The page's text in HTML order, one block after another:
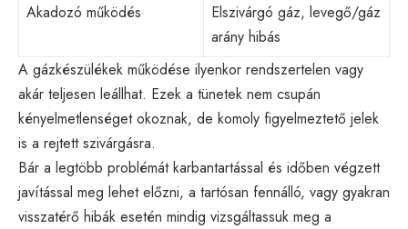
Akadozó működés
Elszivárgó gáz, levegő/gáz
arány hibás
A gázkészülékek működése ilyenkor rendszertelen vagy
akár teljesen leállhat. Ezek a tünetek nem csupán
kényelmetlenséget okoznak, de komoly figyelmeztető jelek
is a rejtett szivárgásra.
Bár a legtöbb problémát karbantartással és időben végzett
javítással meg lehet előzni, a tartósan fennálló, vagy gyakran
visszatérő hibák esetén mindig vizsgáltassuk meg a